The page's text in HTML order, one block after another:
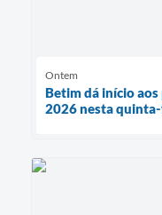
Ontem
Betim dá início
2026 nesta